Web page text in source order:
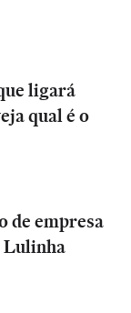
ligará
qual é o
de empresa
Lulinha